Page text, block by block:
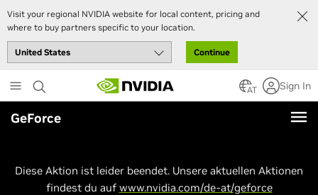
Visit your regional NVIDIA website for local content, pricing and
where to buy partners specific to your location.
Continue
to
main
content
AT Sign In
GeForce
Diese Aktion ist leider beendet. Unsere aktuellen Aktionen
findest du auf www.nvidia.com/de-at/geforce